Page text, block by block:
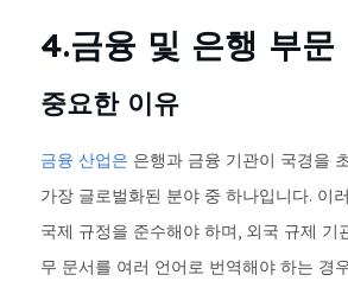
4.금융 및 은행 부문
중요한 이유
금융 산업은 은행과 금융 기관이 국경을
가장 글로벌화된 분야 중 하나입니다. 이
국제 규정을 준수해야 하며, 외국 규제 기
무 문서를 여러 언어로 번역해야 하는 경